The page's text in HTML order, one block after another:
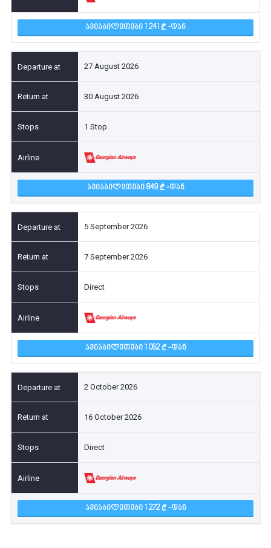
ᲐᲕᲘᲐᲑᲘᲚᲔᲗᲔᲑᲘ 1 241 -ᲓᲐᲜ
27 August 2026
30 August 2026
1 Stop
ᲐᲕᲘᲐᲑᲘᲚᲔᲗᲔᲑᲘ 849 -ᲓᲐᲜ
5 September 2026
7 September 2026
Direct
ᲐᲕᲘᲐᲑᲘᲚᲔᲗᲔᲑᲘ 1 062 -ᲓᲐᲜ
2 October 2026
16 October 2026
Direct
ᲐᲕᲘᲐᲑᲘᲚᲔᲗᲔᲑᲘ 1 272 -ᲓᲐᲜ